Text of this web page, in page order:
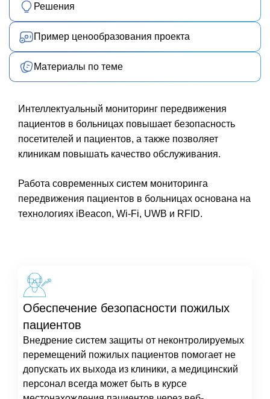
Решения
Пример ценообразования проекта
Материалы по теме
Интеллектуальный мониторинг передвижения
пациентов в больницах повышает безопасность
посетителей и пациентов, а также позволяет
клиникам повышать качество обслуживания.
Работа современных систем мониторинга
передвижения пациентов в больницах основана на
технологиях iBeacon, Wi-Fi, UWB и RFID.
Обеспечение безопасности пожилых
пациентов
Внедрение систем защиты от неконтролируемых
перемещений пожилых пациентов помогает не
допускать их выхода из клиники, а медицинский
персонал всегда может быть в курсе